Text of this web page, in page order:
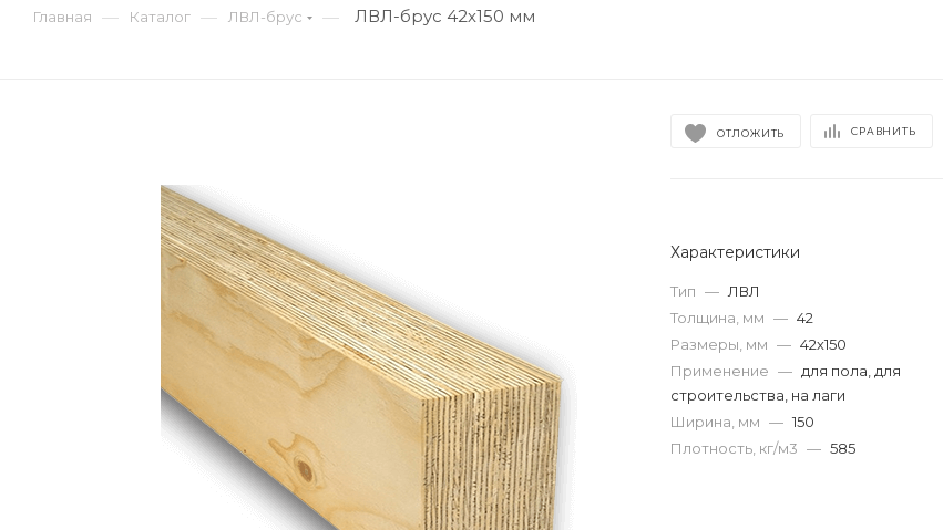
Главная — Каталог — ЛВЛ-брус — ЛВЛ-брус 42х150 мм
ОТЛОЖИТЬ СРАВНИТЬ
Характеристики
Тип — ЛВЛ
Толщина, мм — 42
Размеры, мм — 42х150
Применение — для пола, для
строительства, на лаги
Ширина, мм — 150
Плотность, кг/м3 — 585